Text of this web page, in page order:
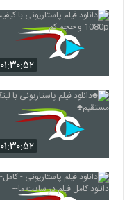
۰۱:۳۰:۵۲
۰۱:۳۰:۵۲